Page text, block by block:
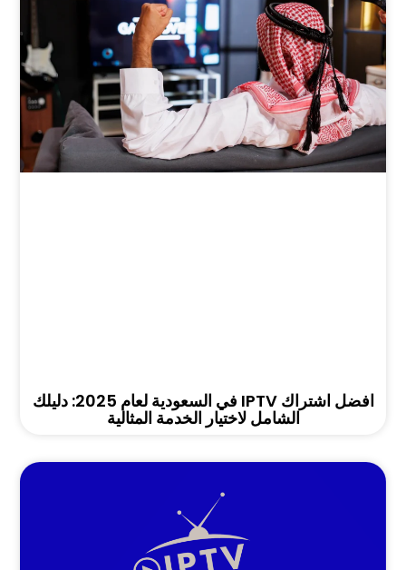
افضل اشتراك IPTV في السعودية لعام 2025: دليلك
الشامل لاختيار الخدمة المثالية